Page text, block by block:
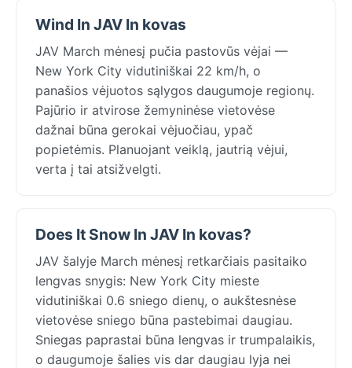
Wind In JAV In kovas
JAV March mėnesį pučia pastovūs vėjai —
New York City vidutiniškai 22 km/h, o
panašios vėjuotos sąlygos daugumoje regionų.
Pajūrio ir atvirose žemyninėse vietovėse
dažnai būna gerokai vėjuočiau, ypač
popietėmis. Planuojant veiklą, jautrią vėjui,
verta į tai atsižvelgti.
Does It Snow In JAV In kovas?
JAV šalyje March mėnesį retkarčiais pasitaiko
lengvas snygis: New York City mieste
vidutiniškai 0.6 sniego dienų, o aukštesnėse
vietovėse sniego būna pastebimai daugiau.
Sniegas paprastai būna lengvas ir trumpalaikis,
o daugumoje šalies vis dar daugiau lyja nei